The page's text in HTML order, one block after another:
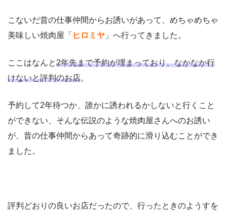
こないだ昔の仕事仲間からお誘いがあって、めちゃめちゃ
美味しい焼肉屋「 ヒロミヤ 」へ行ってきました。
ここはなんと2年先まで予約が埋まっており、なかなか行
けないと評判のお店。
予約して2年待つか、誰かに誘われるかしないと行くこと
ができない、そんな伝説のような焼肉屋さんへのお誘い
が、昔の仕事仲間からあって奇跡的に滑り込むことができ
ました。
評判どおりの良いお店だったので、行ったときのようすを